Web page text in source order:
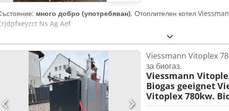
много добро (употребяван), Отоплителен котел
Ns Ag Aef
Viessmann Vitoplex
за биогаз.
Viessmann
Biogas geeignet
Vitoplex 780kw.